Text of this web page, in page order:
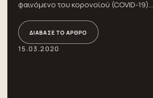
φαινόμενο του κορονοϊού (COVID-19)...
ΔΙΆΒΑΣΕ ΤΟ ΆΡΘΡΟ
15.03.2020